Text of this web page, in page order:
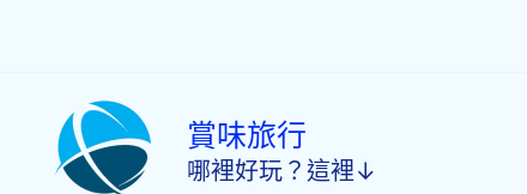
賞味旅行
哪裡好玩？這裡↓